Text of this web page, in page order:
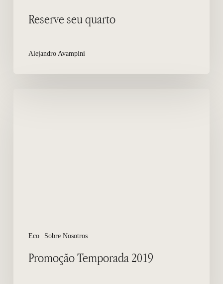
Reserve seu quarto
Alejandro Avampini
Eco Sobre Nosotros
Promoção Temporada 2019